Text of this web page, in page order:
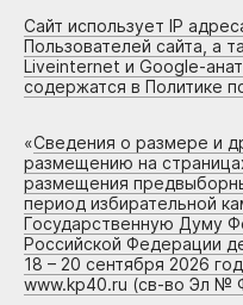
Сайт использует IP
Пользователей сайта, а
Liveinternet и Google-
содержатся в Политике
«Сведения о размере и
размещению на
размещения
период избирательной
Государственную Думу
Российской Федерации
18 – 20 сентября 2026
www.kp40.ru (св-во Эл №